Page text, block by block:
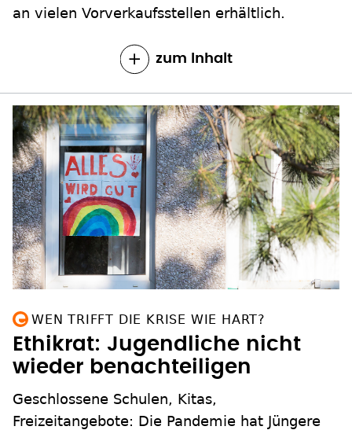
an vielen Vorverkaufsstellen erhältlich.
zum Inhalt
WEN TRIFFT DIE KRISE WIE HART?
Ethikrat: Jugendliche nicht
wieder benachteiligen
Geschlossene Schulen, Kitas,
Freizeitangebote: Die Pandemie hat Jüngere